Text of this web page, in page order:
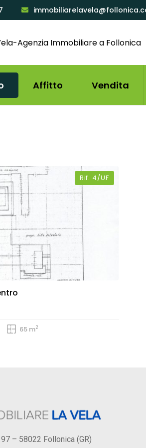
Affitto Vendita
Rif. 4/UF
65 m2
– 58022 Follonica (GR)